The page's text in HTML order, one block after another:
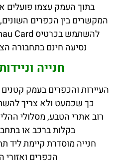
בתוך העמק עצמו פועלים
המקשרים בין הכפרים
נסיעה חינם בתחבורה
חנייה
העיירות והכפרים בעמק
כך שכמעט ולא צריך
רוב אתרי הטבע, מסלולי
בקלות ברכב או
חנייה מוסדרת קיימת ליד
הכפרים ואזורי